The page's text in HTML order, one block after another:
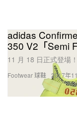
Footwear 球鞋
adidas
350 V2「Semi
11 月 18 日正式登場！
2017年